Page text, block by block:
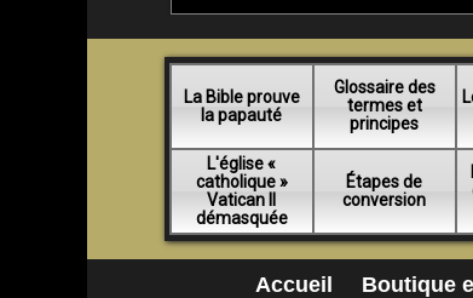
La Bible prouve
la papauté
Glossaire des
termes et
principes
L'église «
catholique »
Vatican II
démasquée
Étapes de
conversion
Accueil Boutique